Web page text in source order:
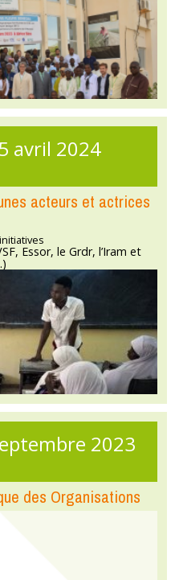
avril 2024
acteurs et actrices
Essor, le Grdr, l’Iram et
2023
des Organisations